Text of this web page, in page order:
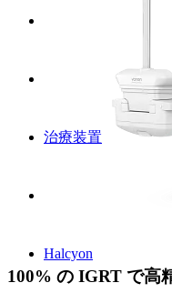
治療装置
Halcyon
100% の IGRT で高